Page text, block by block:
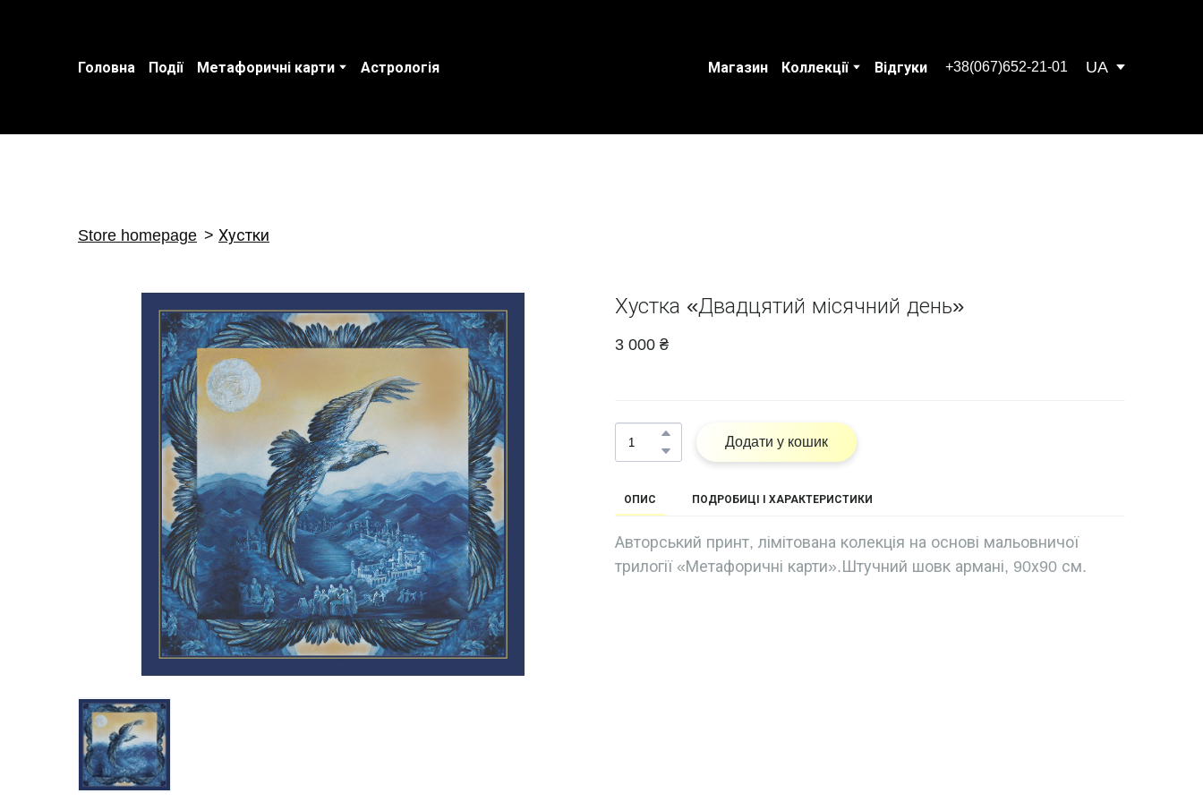
Головна Події Метафоричні карти Астрологія Магазин Коллекції Відгуки +38(067)652-21-01 UA
Store homepage Хустки
Хустка «Двадцятий місячний день»
3 000 ₴
Додати у кошик
ОПИС ПОДРОБИЦІ І ХАРАКТЕРИСТИКИ
Авторський принт, лімітована колекція на основі мальовничої
трилогії «Метафоричні карти».Штучний шовк армані, 90х90 см.